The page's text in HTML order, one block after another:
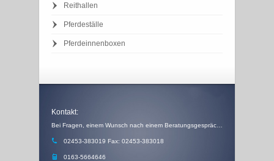
Reithallen
Pferdeställe
Pferdeinnenboxen
Kontakt:
02453-383019 Fax: 02453-383018
0163-5664646